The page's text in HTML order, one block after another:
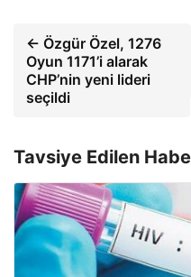
← Özgür Özel, 1276
Oyun 1171’i alarak
CHP’nin yeni lideri
seçildi
Tavsiye Edilen